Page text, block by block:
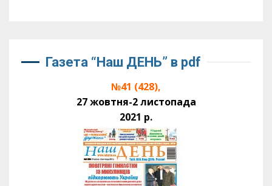
Газета “Наш ДЕНЬ” в pdf
№41 (428),
27 жовтня-2 листопада
2021 р.